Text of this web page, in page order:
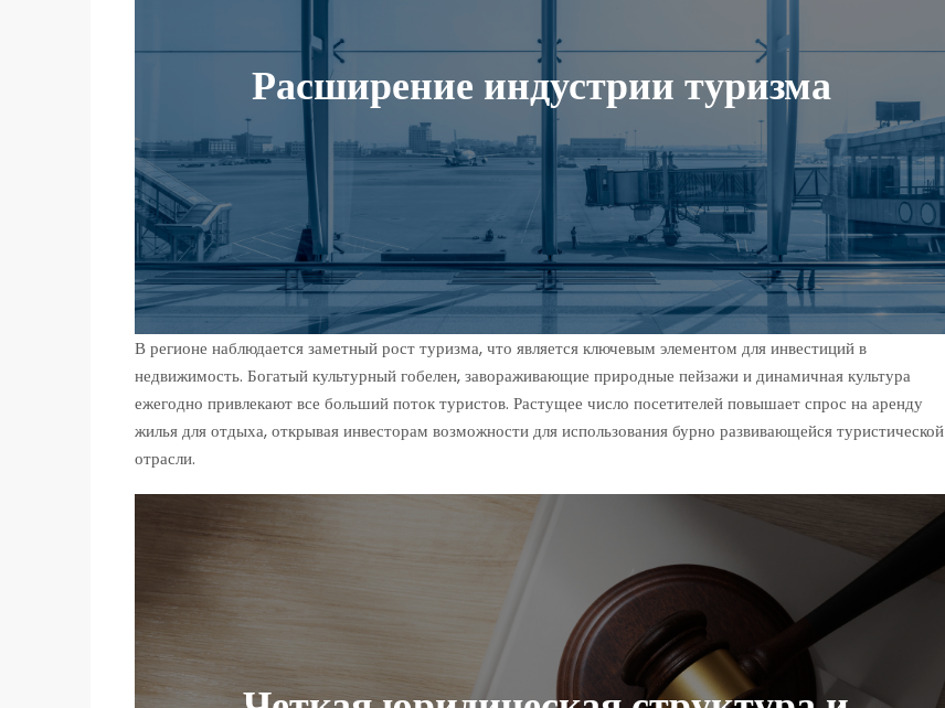
Расширение индустрии туризма
В регионе наблюдается заметный рост туризма, что является ключевым элементом для инвестиций в
недвижимость. Богатый культурный гобелен, завораживающие природные пейзажи и динамичная культура
ежегодно привлекают все больший поток туристов. Растущее число посетителей повышает спрос на аренду
жилья для отдыха, открывая инвесторам возможности для использования бурно развивающейся туристической
отрасли.